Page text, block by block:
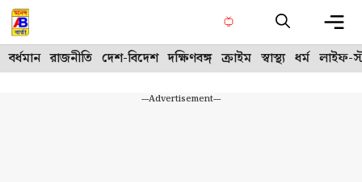
Skip
to
content
বর্ধমান রাজনীতি দেশ-বিদেশ দক্ষিণবঙ্গ ক্রাইম স্বাস্থ্য ধর্ম লাইফ-
---Advertisement---